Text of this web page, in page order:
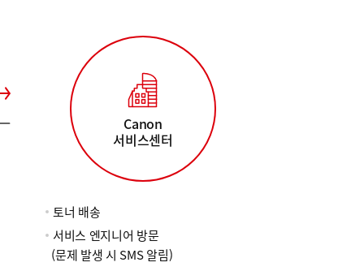
Canon
서비스센터
토너 배송
서비스 엔지니어 방문
(문제 발생 시 SMS 알림)